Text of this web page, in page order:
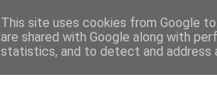
This site uses cookies from Google
are shared with Google along with
statistics, and to detect and address